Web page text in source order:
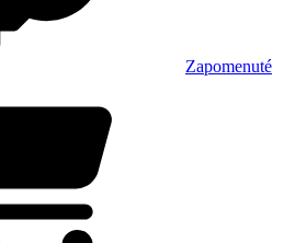
Zapomenuté